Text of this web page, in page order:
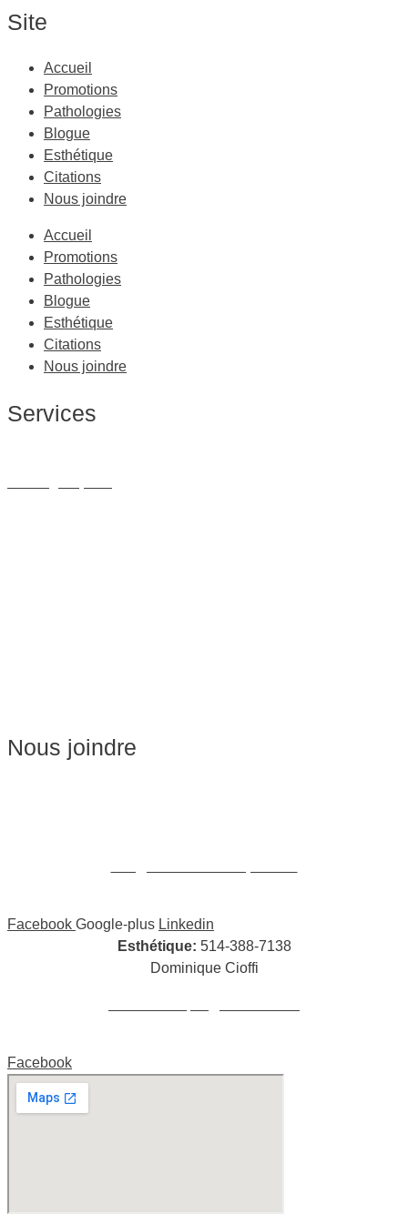
Site
Accueil
Promotions
Pathologies
Blogue
Esthétique
Citations
Nous joindre
Accueil
Promotions
Pathologies
Blogue
Esthétique
Citations
Nous joindre
Services
Nous joindre
Facebook Google-plus Linkedin
Esthétique: 514-388-7138
Dominique Cioffi
Facebook